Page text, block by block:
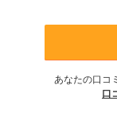
あなたの口コ
口